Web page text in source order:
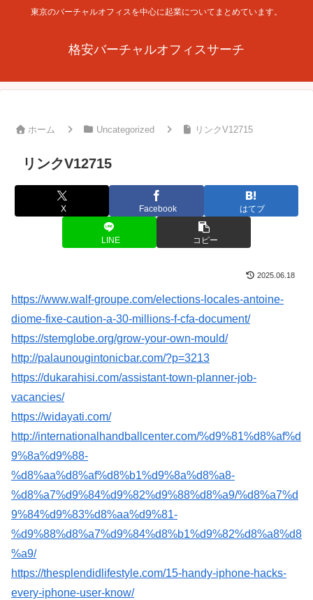
東京のバーチャルオフィスを中心に起業についてまとめています。
格安バーチャルオフィスサーチ
ホーム Uncategorized リンクV12715
リンクV12715
X Facebook はてブ
LINE コピー
2025.06.18
https://www.walf-groupe.com/elections-locales-antoine-
diome-fixe-caution-a-30-millions-f-cfa-document/
https://stemglobe.org/grow-your-own-mould/
http://palaunougintonicbar.com/?p=3213
https://dukarahisi.com/assistant-town-planner-job-
vacancies/
https://widayati.com/
http://internationalhandballcenter.com/%d9%81%d8%af%d
9%8a%d9%88-
%d8%aa%d8%af%d8%b1%d9%8a%d8%a8-
%d8%a7%d9%84%d9%82%d9%88%d8%a9/%d8%a7%d
9%84%d9%83%d8%aa%d9%81-
%d9%88%d8%a7%d9%84%d8%b1%d9%82%d8%a8%d8
%a9/
https://thesplendidlifestyle.com/15-handy-iphone-hacks-
every-iphone-user-know/